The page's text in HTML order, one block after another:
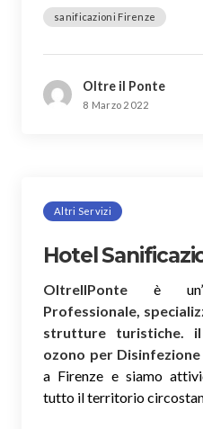
sanificazioni Firenze
Oltre il Ponte
8 Marzo 2022
Altri Servizi
Hotel
OltreIlPonte è
Professionale,
strutture turistiche.
ozono per Disinfezione
a Firenze e siamo
tutto il territorio